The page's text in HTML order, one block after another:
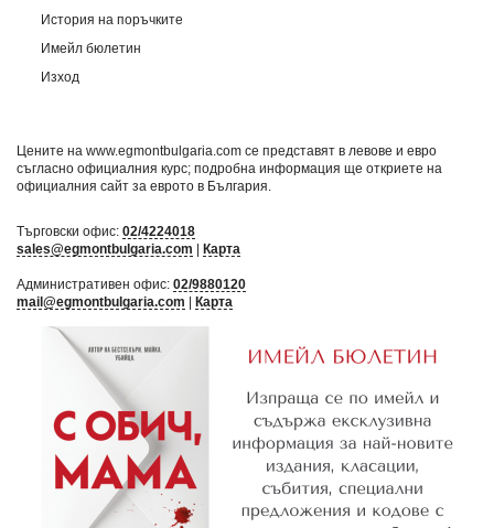
История на поръчките
Имейл бюлетин
Изход
Цените на www.egmontbulgaria.com се представят в левове и евро
съгласно официалния курс; подробна информация ще откриете на
официалния сайт за еврото в България
Търговски офис: 02/4224018
sales@egmontbulgaria.com
Карта
Административен офис: 02/9880120
mail@egmontbulgaria.com
Карта